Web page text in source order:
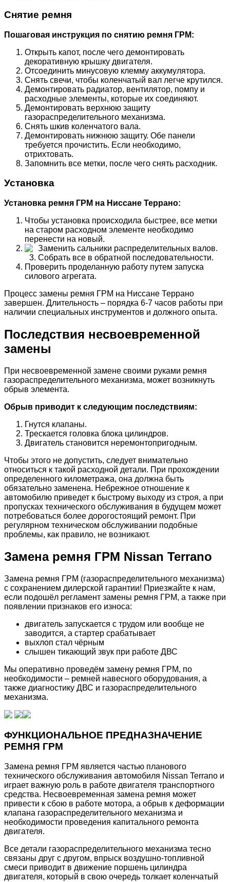
Снятие ремня
Пошаговая инструкция по снятию ремня ГРМ:
Открыть капот, после чего демонтировать
декоративную крышку двигателя.
Отсоединить минусовую клемму аккумулятора.
Снять свечи, чтобы коленчатый вал легче крутился.
Демонтировать радиатор, вентилятор, помпу и
расходные элементы, которые их соединяют.
Демонтировать верхнюю защиту
газораспределительного механизма.
Снять шкив коленчатого вала.
Демонтировать нижнюю защиту. Обе панели
требуется прочистить. Если необходимо,
отрихтовать.
Запомнить все метки, после чего снять расходник.
Установка
Установка ремня ГРМ на Ниссане Террано:
Чтобы установка происходила быстрее, все метки
на старом расходном элементе необходимо
перенести на новый.
Заменить сальники распределительных валов.
Собрать все в обратной последовательности.
Проверить проделанную работу путем запуска
силового агрегата.
Процесс замены ремня ГРМ на Ниссане Террано
завершен. Длительность – порядка 6-7 часов работы при
наличии специальных инструментов и должного опыта.
Последствия несвоевременной
замены
При несвоевременной замене своими руками ремня
газораспределительного механизма, может возникнуть
обрыв элемента.
Обрыв приводит к следующим последствиям:
Гнутся клапаны.
Трескается головка блока цилиндров.
Двигатель становится неремонтопригодным.
Чтобы этого не допустить, следует внимательно
относиться к такой расходной детали. При прохождении
определенного километража, она должна быть
обязательно заменена. Небрежное отношение к
автомобилю приведет к быстрому выходу из строя, а при
пропусках технического обслуживания в будущем может
потребоваться более дорогостоящий ремонт. При
регулярном техническом обслуживании подобные
проблемы, как правило, не возникают.
Замена ремня ГРМ Nissan Terrano
Замена ремня ГРМ (газораспределительного механизма)
с сохранением дилерской гарантии! Приезжайте к нам,
если подошёл регламент замены ремня ГРМ, а также при
появлении признаков его износа:
двигатель запускается с трудом или вообще не
заводится, а стартер срабатывает
выхлоп стал чёрным
слышен тикающий звук при работе ДВС
Мы оперативно проведём замену ремня ГРМ, по
необходимости – ремней навесного оборудования, а
также диагностику ДВС и газораспределительного
механизма.
ФУНКЦИОНАЛЬНОЕ ПРЕДНАЗНАЧЕНИЕ
РЕМНЯ ГРМ
Замена ремня ГРМ является частью планового
технического обслуживания автомобиля Nissan Terrano и
играет важную роль в работе двигателя транспортного
средства. Несвоевременная замена ремня может
привести к сбою в работе мотора, а обрыв к деформации
клапана газораспределительного механизма и
необходимости проведения капитального ремонта
двигателя.
Все детали газораспределительного механизма тесно
связаны друг с другом, впрыск воздушно-топливной
смеси приводит в движение поршень цилиндра
двигателя, который в свою очередь толкает коленчатый